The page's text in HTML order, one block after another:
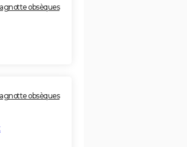
obsèques
obsèques